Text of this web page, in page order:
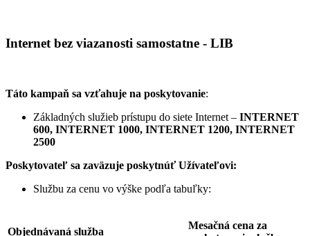
Internet bez viazanosti samostatne - LIB
Táto kampaň sa vzťahuje na poskytovanie:
Základných služieb prístupu do siete Internet – INTERNET
600, INTERNET 1000, INTERNET 1200, INTERNET
2500
Poskytovateľ sa zaväzuje poskytnúť Užívateľovi:
Službu za cenu vo výške podľa tabuľky:
Objednávaná služba
Mesačná cena za